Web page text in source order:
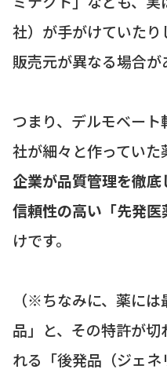
社）が手がけていた
販売元が異なる場合が
つまり、デルモベー
社が細々と作っていた
企業が品質管理を徹底
信頼性の高い「先発医
けです。
（※ちなみに、薬に
品」と、その特許が
れる「後発品（ジェ